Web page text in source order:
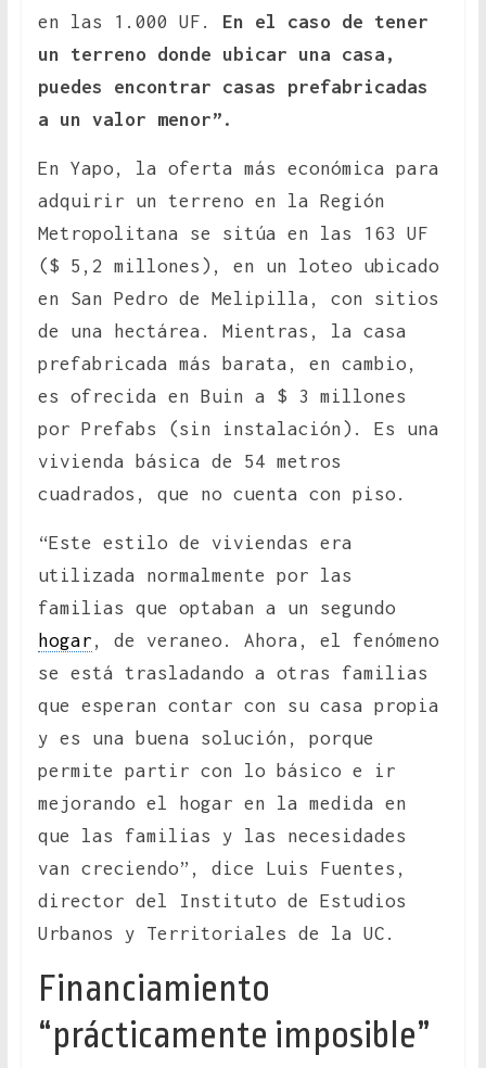
en las 1.000 UF.
En el caso de tener
un terreno donde ubicar una casa,
puedes encontrar casas prefabricadas
a un valor menor”.
En Yapo, la oferta más económica para
adquirir un terreno en la Región
Metropolitana se sitúa en las 163 UF
($ 5,2 millones), en un loteo ubicado
en San Pedro de Melipilla, con sitios
de una hectárea. Mientras, la casa
prefabricada más barata, en cambio,
es ofrecida en Buin a $ 3 millones
por Prefabs (sin instalación). Es una
vivienda básica de 54 metros
cuadrados, que no cuenta con piso.
“Este estilo de viviendas era
utilizada normalmente por las
familias que optaban a un segundo
hogar , de veraneo. Ahora, el fenómeno
se está trasladando a otras familias
que esperan contar con su casa propia
y es una buena solución, porque
permite partir con lo básico e ir
mejorando el hogar en la medida en
que las familias y las necesidades
van creciendo”, dice Luis Fuentes,
director del Instituto de Estudios
Urbanos y Territoriales de la UC.
Financiamiento
“prácticamente imposible”